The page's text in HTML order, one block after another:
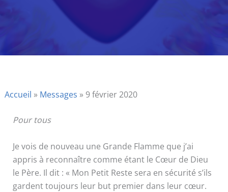
Accueil » Messages » 9 février 2020
Pour tous
Je vois de nouveau une Grande Flamme que j’ai
appris à reconnaître comme étant le Cœur de Dieu
le Père. Il dit : « Mon Petit Reste sera en sécurité s’ils
gardent toujours leur but premier dans leur cœur.